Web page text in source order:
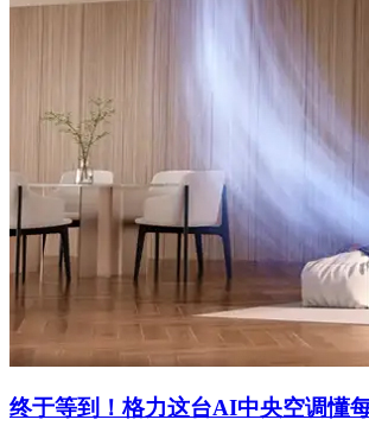
终于等到！格力这台AI中央空调懂